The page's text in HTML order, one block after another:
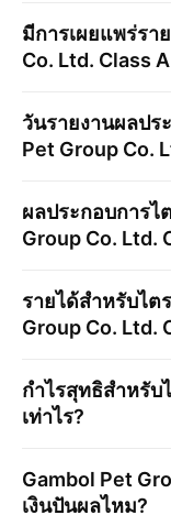
มีการเผยแพร่รา
Co. Ltd. Class A
วันรายงานผลปร
Pet Group Co.
ผลประกอบการไ
Group Co. Ltd.
รายได้สำหรับไต
Group Co. Ltd.
กำไรสุทธิสำหรับ
เท่าไร?
Gambol Pet
เงินปันผลไหม?